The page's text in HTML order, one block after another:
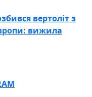
вертоліт з
вижила